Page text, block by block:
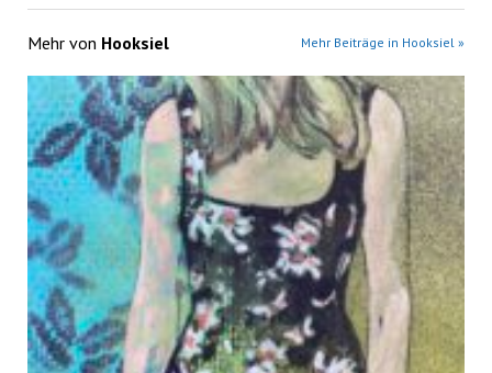
Mehr von Hooksiel Mehr Beiträge in Hooksiel »